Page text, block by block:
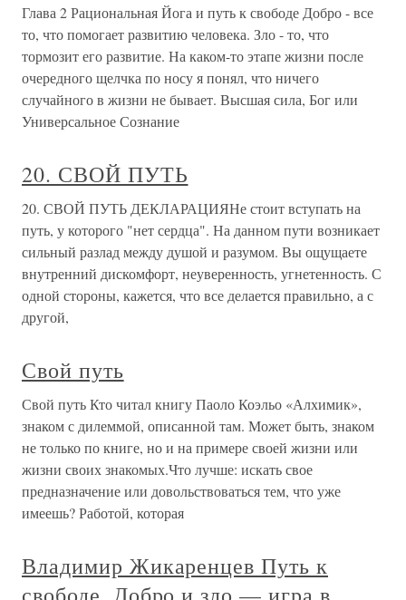
Глава 2 Рациональная Йога и путь к свободе Добро - все
то, что помогает развитию человека. Зло - то, что
тормозит его развитие. На каком-то этапе жизни после
очередного щелчка по носу я понял, что ничего
случайного в жизни не бывает. Высшая сила, Бог или
Универсальное Сознание
20. СВОЙ ПУТЬ
20. СВОЙ ПУТЬ ДЕКЛАРАЦИЯНе стоит вступать на
путь, у которого "нет сердца". На данном пути возникает
сильный разлад между душой и разумом. Вы ощущаете
внутренний дискомфорт, неуверенность, угнетенность. С
одной стороны, кажется, что все делается правильно, а с
другой,
Свой путь
Свой путь Кто читал книгу Паоло Коэльо «Алхимик»,
знаком с дилеммой, описанной там. Может быть, знаком
не только по книге, но и на примере своей жизни или
жизни своих знакомых.Что лучше: искать свое
предназначение или довольствоваться тем, что уже
имеешь? Работой, которая
Владимир Жикаренцев Путь к